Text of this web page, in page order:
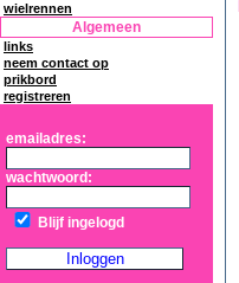
wielrennen
Algemeen
links
neem contact op
prikbord
registreren
emailadres:
wachtwoord:
Blijf ingelogd